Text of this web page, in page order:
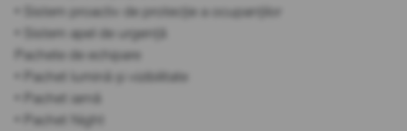
• Sistem proactiv de protecție a ocupanților
• Sistem apel de urgență
Pachete de echipare
• Pachet lumină și vizibilitate
• Pachet iarnă
• Pachet Night